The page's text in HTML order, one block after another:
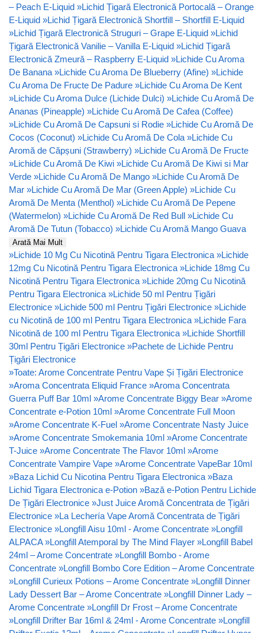
– Peach E-Liquid »Lichid Țigară Electronică Portocală – Orange
E-Liquid »Lichid Țigară Electronică Shortfill – Shortfill E-Liquid
»Lichid Țigară Electronică Struguri – Grape E-Liquid »Lichid
Țigară Electronică Vanilie – Vanilla E-Liquid »Lichid Țigară
Electronică Zmeură – Raspberry E-Liquid »Lichide Cu Aroma
De Banana »Lichide Cu Aroma De Blueberry (Afine) »Lichide
Cu Aroma De Fructe De Padure »Lichide Cu Aroma De Kent
»Lichide Cu Aroma Dulce (Lichide Dulci) »Lichide Cu Aromă De
Ananas (Pineapple) »Lichide Cu Aromă De Cafea (Coffee)
»Lichide Cu Aromă De Capsuni si Rodie »Lichide Cu Aromă De
Cocos (Coconut) »Lichide Cu Aromă De Cola »Lichide Cu
Aromă de Căpșuni (Strawberry) »Lichide Cu Aromă De Fructe
»Lichide Cu Aromă De Kiwi »Lichide Cu Aromă De Kiwi si Mar
Verde »Lichide Cu Aromă De Mango »Lichide Cu Aromă De
Mar »Lichide Cu Aromă De Mar (Green Apple) »Lichide Cu
Aromă De Menta (Menthol) »Lichide Cu Aromă De Pepene
(Watermelon) »Lichide Cu Aromă De Red Bull »Lichide Cu
Aromă De Tutun (Tobacco) »Lichide Cu Aromă Mango Guava
Arată Mai Mult
»Lichide 10 Mg Cu Nicotină Pentru Tigara Electronica »Lichide
12mg Cu Nicotină Pentru Tigara Electronica »Lichide 18mg Cu
Nicotină Pentru Tigara Electronica »Lichide 20mg Cu Nicotină
Pentru Tigara Electronica »Lichide 50 ml Pentru Țigări
Electronice »Lichide 500 ml Pentru Țigări Electronice »Lichide
cu Nicotină de 100 ml Pentru Tigara Electronica »Lichide Fara
Nicotină de 100 ml Pentru Tigara Electronica »Lichide Shortfill
30ml Pentru Țigări Electronice »Pachete de Lichide Pentru
Țigări Electronice
»Toate: Arome Concentrate Pentru Vape Și Țigări Electronice
»Aroma Concentrata Eliquid France »Aroma Concentrata
Guerra Puff Bar 10ml »Arome Concentrate Biggy Bear »Arome
Concentrate e-Potion 10ml »Arome Concentrate Full Moon
»Arome Concentrate K-Fuel »Arome Concentrate Nasty Juice
»Arome Concentrate Smokemania 10ml »Arome Concentrate
T-Juice »Arome Concentrate The Flavor 10ml »Arome
Concentrate Vampire Vape »Arome Concentrate VapeBar 10ml
»Baza Lichid Cu Nicotina Pentru Tigara Electronica »Baza
Lichid Tigara Electronica e-Potion »Bază e-Potion Pentru Lichide
De Țigări Electronice »Just Juice Aromă Concentrata de Țigări
Electronice »La Lechería Vape Aromă Concentrata de Țigări
Electronice »Longfill Aisu 10ml - Arome Concentrate »Longfill
ALPACA »Longfill Atemporal by The Mind Flayer »Longfill Babel
24ml – Arome Concentrate »Longfill Bombo - Arome
Concentrate »Longfill Bombo Core Edition – Arome Concentrate
»Longfill Curieux Potions – Arome Concentrate »Longfill Dinner
Lady Dessert Bar – Arome Concentrate »Longfill Dinner Lady –
Arome Concentrate »Longfill Dr Frost – Arome Concentrate
»Longfill Drifter Bar 16ml & 24ml - Arome Concentrate »Longfill